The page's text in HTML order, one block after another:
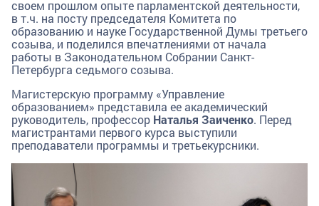
своем прошлом опыте парламентской деятельности,
в т.ч. на посту председателя Комитета по
образованию и науке Государственной Думы третьего
созыва, и поделился впечатлениями от начала
работы в Законодательном Собрании Санкт-
Петербурга седьмого созыва.
Магистерскую программу «Управление
образованием» представила ее академический
руководитель, профессор Наталья Заиченко. Перед
магистрантами первого курса выступили
преподаватели программы и третьекурсники.